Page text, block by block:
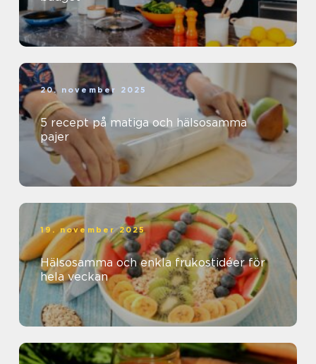
20. november 2025
5 recept på matiga och hälsosamma
pajer
19. november 2025
Hälsosamma och enkla frukostidéer för
hela veckan